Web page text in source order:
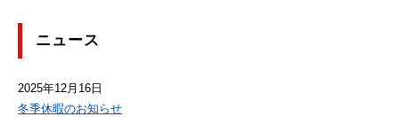
ニュース
2025年12月16日
冬季休暇のお知らせ